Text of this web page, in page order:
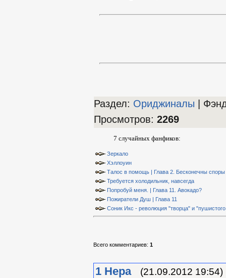
Раздел: Ориджиналы |
Просмотров: 2269
7 случайных фанфиков:
Зеркало
Хэллоуин
Талос в помощь | Глава 2. Бесконечны споры
Требуется холодильник, навсегда
Попробуй меня. | Глава 11. Авокадо?
Пожиратели Душ | Глава 11
Соник Икс - революция "творца" и
Всего комментариев: 1
1 Нера (21.09.2012 19:54)